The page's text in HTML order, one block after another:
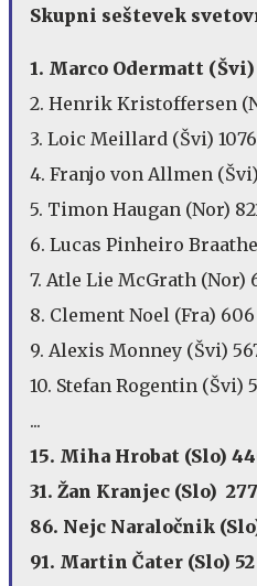
Skupni seštevek
1. Marco Odermatt (Švi)
2. Henrik Kristoffersen
3. Loic Meillard (Švi) 1076
4. Franjo von Allmen
5. Timon Haugan (Nor)
6. Lucas Pinheiro
7. Atle Lie McGrath (Nor)
8. Clement Noel (Fra) 606
9. Alexis Monney (Švi)
10. Stefan Rogentin (Švi)
...
15. Miha Hrobat (Slo)
31. Žan Kranjec (Slo) 277
86. Nejc Naraločnik
91. Martin Čater (Slo) 52